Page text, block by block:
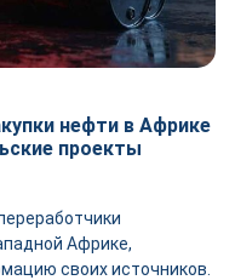
нефти в Африке
проекты
Африке,
своих источников.